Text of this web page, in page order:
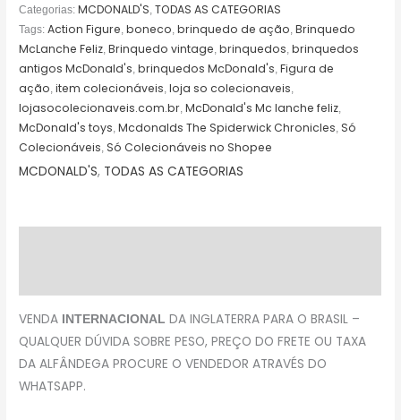
Categorias:MCDONALD'S ,TODAS AS CATEGORIAS
Tags: Action Figure ,boneco ,brinquedo de ação ,Brinquedo
McLanche Feliz ,Brinquedo vintage ,brinquedos ,brinquedos
antigos McDonald's ,brinquedos McDonald's ,Figura de
ação ,item colecionáveis ,loja so colecionaveis
lojasocolecionaveis.com.br ,McDonald's Mc lanche feliz
McDonald's toys ,Mcdonalds The Spiderwick Chronicles ,Só
Colecionáveis ,Só Colecionáveis no Shopee
MCDONALD'S, TODAS AS CATEGORIAS
VENDA INTERNACIONAL DA INGLATERRA PARA O BRASIL –
QUALQUER DÚVIDA SOBRE PESO, PREÇO DO FRETE OU TAXA
DA ALFÂNDEGA PROCURE O VENDEDOR ATRAVÉS DO
WHATSAPP.